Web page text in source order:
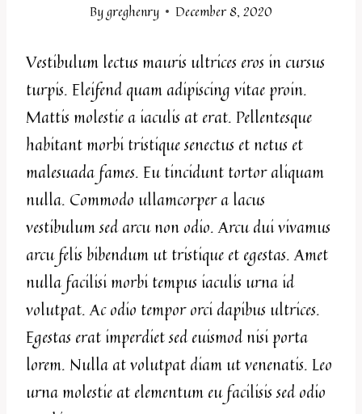
Bygreghenry December 8, 2020
Vestibulum lectus mauris ultrices eros in cursus
turpis. Eleifend quam adipiscing vitae proin.
Mattis molestie a iaculis at erat. Pellentesque
habitant morbi tristique senectus et netus et
malesuada fames. Eu tincidunt tortor aliquam
nulla. Commodo ullamcorper a lacus
vestibulum sed arcu non odio. Arcu dui vivamus
arcu felis bibendum ut tristique et egestas. Amet
nulla facilisi morbi tempus iaculis urna id
volutpat. Ac odio tempor orci dapibus ultrices.
Egestas erat imperdiet sed euismod nisi porta
lorem. Nulla at volutpat diam ut venenatis. Leo
urna molestie at elementum eu facilisis sed odio